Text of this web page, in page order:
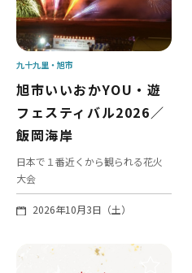
旭市いいおかYOU・遊
フェスティバル2026／
飯岡海岸
日本で１番近くから観られる花火
大会
2026年10月3日（土）
九十九里 旭市